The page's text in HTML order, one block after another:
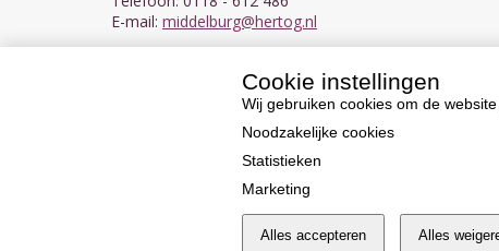
E-mail: middelburg@hertog.nl
BTW NL007450242B03
Cookie instellingen
Wij gebruiken cookies om de
Noodzakelijke cookies
Statistieken
Marketing
Alles accepteren Alles